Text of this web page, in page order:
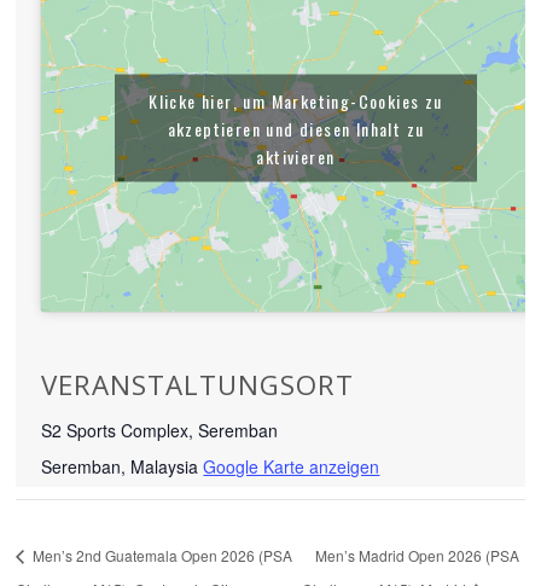
VERANSTALTUNGSORT
S2 Sports Complex, Seremban
Seremban, Malaysia Google Karte anzeigen
Klicke hier, um Marketing-Cookies zu
akzeptieren und diesen Inhalt zu
aktivieren
Men’s 2nd Guatemala Open 2026 (PSA
Men’s Madrid Open 2026 (PSA